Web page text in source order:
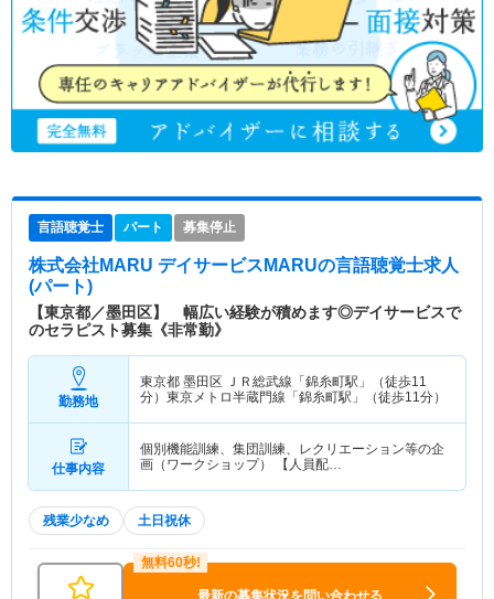
言語聴覚士 パート 募集停止
株式会社MARU デイサービスMARUの言語聴覚士求人
(パート)
【東京都／墨田区】 幅広い経験が積めます◎デイサービスで
のセラピスト募集《非常勤》
勤務地
東京都 墨田区 ＪＲ総武線「錦糸町駅」（徒歩11
分）東京メトロ半蔵門線「錦糸町駅」（徒歩11分）
仕事内容
個別機能訓練、集団訓練、レクリエーション等の企
画（ワークショップ） 【人員配…
残業少なめ 土日祝休
最新の募集状況を問い合わせる